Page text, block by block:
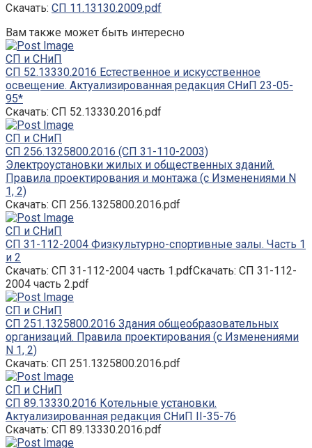
Скачать: СП 11.13130.2009.pdf
Вам также может быть интересно
СП и СНиП
СП 52.13330.2016 Естественное и искусственное
освещение. Актуализированная редакция СНиП 23-05-
95*
Скачать: СП 52.13330.2016.pdf
СП и СНиП
СП 256.1325800.2016 (СП 31-110-2003)
Электроустановки жилых и общественных зданий.
Правила проектирования и монтажа (с Изменениями N
1, 2)
Скачать: СП 256.1325800.2016.pdf
СП и СНиП
СП 31-112-2004 Физкультурно-спортивные залы. Часть 1
и 2
Скачать: СП 31-112-2004 часть 1.pdfСкачать: СП 31-112-
2004 часть 2.pdf
СП и СНиП
СП 251.1325800.2016 Здания общеобразовательных
организаций. Правила проектирования (с Изменениями
N 1, 2)
Скачать: СП 251.1325800.2016.pdf
СП и СНиП
СП 89.13330.2016 Котельные установки.
Актуализированная редакция СНиП II-35-76
Скачать: СП 89.13330.2016.pdf